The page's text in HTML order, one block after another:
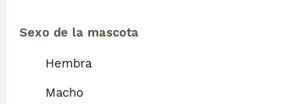
Sexo de la mascota
Hembra
Macho